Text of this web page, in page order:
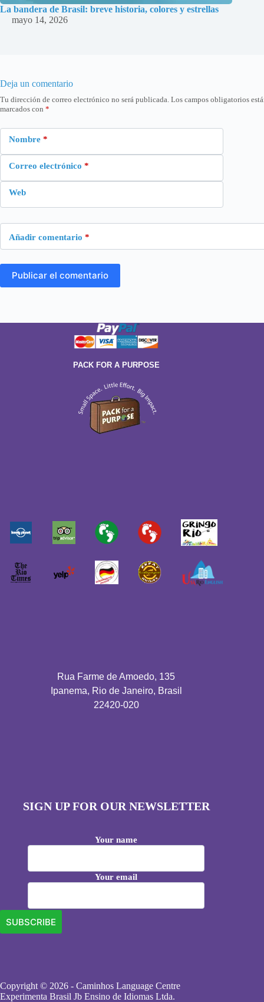
La bandera de Brasil: breve historia, colores y estrellas
mayo 14, 2026
Deja un comentario
Tu dirección de correo electrónico no será publicada. Los campos obligatorios
marcados con *
Nombre *
Correo electrónico *
Web
Añadir comentario *
Publicar el comentario
PACK FOR A PURPOSE
Rua Farme de Amoedo, 135
Ipanema, Rio de Janeiro, Brasil
22420-020
SIGN UP FOR OUR NEWSLETTER
Your name
Your email
Copyright © 2026 - Caminhos Language Centre
Experimenta Brasil Jb Ensino de Idiomas Ltda.